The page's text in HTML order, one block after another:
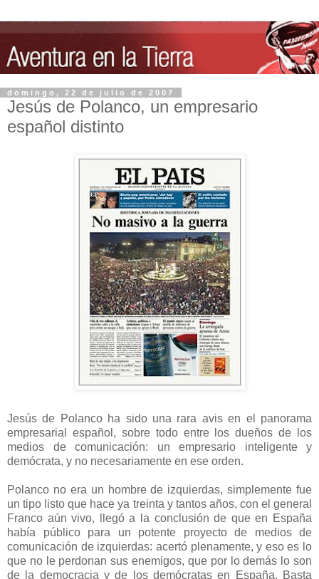
domingo, 22 de julio de 2007
Jesús de Polanco, un empresario
español distinto
Jesús de Polanco ha sido una rara avis en el panorama
empresarial español, sobre todo entre los dueños de los
medios de comunicación: un empresario inteligente y
demócrata, y no necesariamente en ese orden.
Polanco no era un hombre de izquierdas, simplemente fue
un tipo listo que hace ya treinta y tantos años, con el general
Franco aún vivo, llegó a la conclusión de que en España
había público para un potente proyecto de medios de
comunicación de izquierdas: acertó plenamente, y eso es lo
que no le perdonan sus enemigos, que por lo demás lo son
de la democracia y de los demócratas en España. Basta